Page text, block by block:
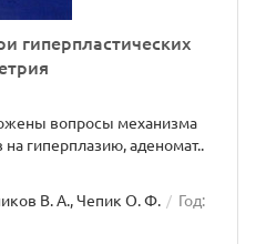
гиперпластических
вопросы механизма
гиперплазию, аденомат..
В. А., Чепик О. Ф.
Год: